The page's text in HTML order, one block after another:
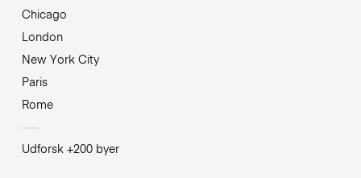
Chicago
London
New York City
Paris
Rome
Udforsk +200 byer